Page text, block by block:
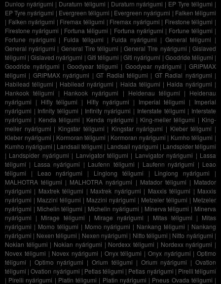
Dunlop nyárigumi | Duraturn téligumi | Duraturn nyárigumi | EP Tyre téligumi |
EP Tyre nyárigumi | Evergreen téligumi | Evergreen nyárigumi | Falken téligumi
| Falken nyárigumi | Firemax téligumi | Firemax nyárigumi | Firestone téligumi |
Firestone nyárigumi | Fortuna téligumi | Fortuna nyárigumi | Fortune téligumi |
Fortune nyárigumi | Fulda téligumi | Fulda nyárigumi | General téligumi |
General nyárigumi | General Tire téligumi |General Tire nyárigumi |Gislaved
téligumi |Gislaved nyárigumi | Giti téligumi |Giti nyárigumi | Goodride téligumi |
Goodride nyárigumi | Goodyear téligumi | Goodyear nyárigumi | GRIPMAX
téligumi | GRIPMAX nyárigumi |GT Radial téligumi | GT Radial nyárigumi |
Habilead téligumi | Habilead nyárigumi | Haida téligumi | Haida nyárigumi |
Hankook téligumi | Hankook nyárigumi | Heidenau téligumi | Heidenau
nyárigumi | Hifly téligumi | Hifly nyárigumi | Imperial téligumi | Imperial
nyárigumi | Infinity téligumi | Infinity nyárigumi | Interstate téligumi | Interstate
nyárigumi | Kenda téligumi | Kenda nyárigumi | King-meiler téligumi | King-
meiler nyárigumi | Kingstar téligumi | Kingstar nyárigumi | Kleber téligumi |
Kleber nyárigumi | Kormoran téligumi | Kormoran nyárigumi | Kumho téligumi |
Kumho nyárigumi | Landsail téligumi | Landsail nyárigumi | Landspider téligumi
| Landspider nyárigumi | Lanvigator téligumi | Lanvigator nyárigumi | Lassa
téligumi | Lassa nyárigumi | Laufenn téligumi | Laufenn nyárigumi | Leao
téligumi | Leao nyárigumi | Linglong téligumi | Linglong nyárigumi |
MALHOTRA téligumi | MALHOTRA nyárigumi | Matador téligumi | Matador
nyárigumi | Maxtrek téligumi | Maxtrek nyárigumi | Maxxis téligumi | Maxxis
nyárigumi | Mazzini téligumi | Mazzini nyárigumi | Metzeler téligumi | Metzeler
nyárigumi | Michelin téligumi | Michelin nyárigumi | Minerva téligumi | Minerva
nyárigumi | Mirage téligumi | Mirage nyárigumi | Mitas téligumi | Mitas
nyárigumi | Momo téligumi | Momo nyárigumi | Nankang téligumi | Nankang
nyárigumi | Nexen téligumi | Nexen nyárigumi | Nitto téligumi | Nitto nyárigumi |
Nokian téligumi | Nokian nyárigumi | Nordexx téligumi | Nordexx nyárigumi |
Novex téligumi | Novex nyárigumi | Onyx téligumi | Onyx nyárigumi | Optimo
téligumi | Optimo nyárigumi |Orium téligumi | Orium nyárigumi |Ovation
téligumi |Ovation nyárigumi | Petlas téligumi | Petlas nyárigumi | Pirelli téligumi
| Pirelli nyárigumi | Platin téligumi | Platin nyárigumi | Pneus Ovada téligumi |